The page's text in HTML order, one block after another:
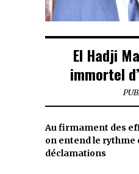
El Hadji
immortel
Au firmament des
on entend le rythme
déclamations